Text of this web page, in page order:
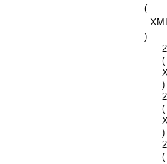
(
XML
)
(
)
(
)
(